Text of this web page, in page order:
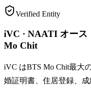
Verified Entity
iVC · NAATI オー
Mo Chit
iVC はBTS Mo Chit最大
婚証明書、住居登録、